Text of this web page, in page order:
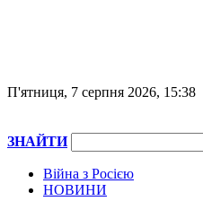
П'ятниця, 7 серпня 2026, 15:38
ЗНАЙТИ
Війна з Росією
НОВИНИ